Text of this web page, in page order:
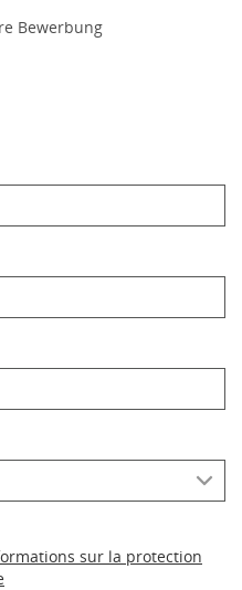
Bewerbung
sur la protection